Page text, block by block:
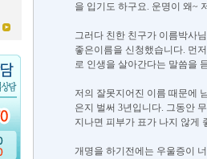
을 입기도 하구요. 운명이 왜~
그러다 친한 친구가 이름박사
좋은이름을 신청했습니다. 먼
로 인생을 살아간다는 말씀을
저의 잘못지어진 이름 때문에
은지 벌써 3년입니다. 그동안
지나면 피부가 표가 나지 않게
개명을 하기전에는 우울증이